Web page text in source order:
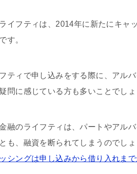
イフティは、2014年に新たにキャ
す。
ティで申し込みをする際に、アル
問に感じている方も多いことでしょ
融のライフティは、パートやアル
も、融資を断られてしまうのでしょ
シングは申し込みから借り入れま